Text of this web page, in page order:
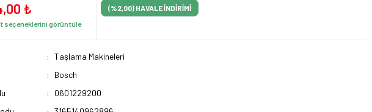
₺
seçeneklerini görüntüle
(%2,00) HAVALE İNDİRİMİ
Taşlama Makineleri
Bosch
0601229200